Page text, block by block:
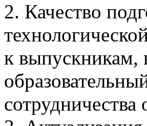
2. Качество
к выпускникам,